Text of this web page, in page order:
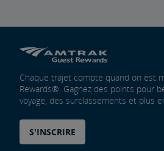
Chaque trajet compte quand on est
Rewards®. Gagnez des points pour
voyage, des surclassements et plus
S'INSCRIRE